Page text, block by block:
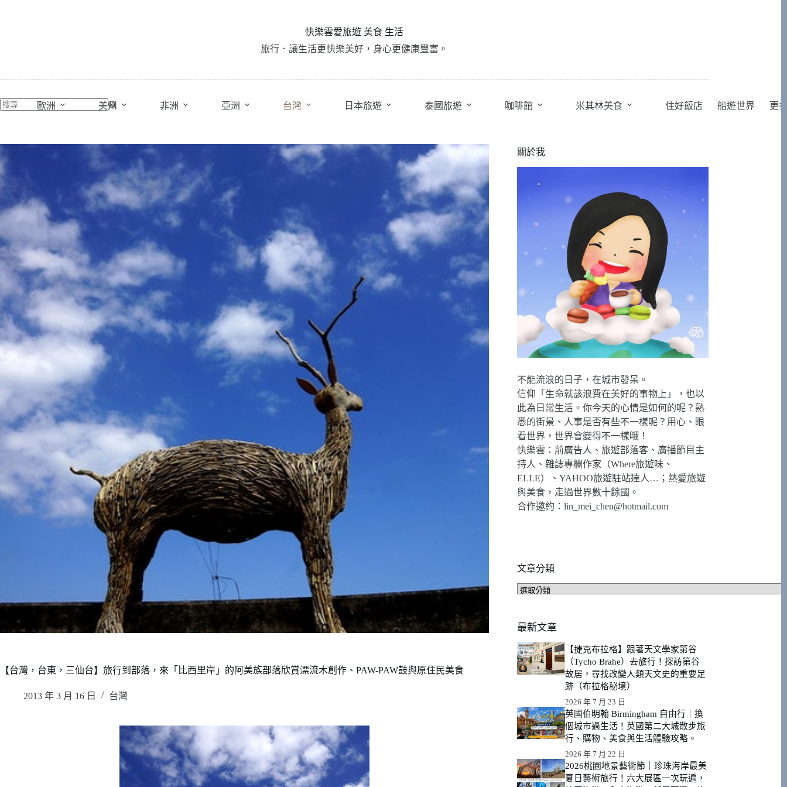
容
快樂雲愛旅遊 美食 生活
旅行．讓生活更快樂美好，身心更健康豐富。
歐洲 美州 非洲 亞洲 台灣 日本旅遊 泰國旅遊 咖啡館 米其林美食 住好飯店 船遊世界 更
【台灣，台東，三仙台】旅行到部落，來「比西里岸」的阿美族部落欣賞漂流木創作、PAW-PAW鼓與原住民美食
2013 年 3 月 16 日 台灣
關於我
不能流浪的日子，在城市發呆。
信仰「生命就該浪費在美好的事物上」，也以
此為日常生活。你今天的心情是如何的呢？熟
悉的街景、人事是否有些不一樣呢？用心、眼
看世界，世界會變得不一樣哦！
快樂雲：前廣告人、旅遊部落客、廣播節目主
持人、雜誌專欄作家（Where旅遊味、
ELLE）、YAHOO旅遊駐站達人…；熱愛旅遊
與美食，走過世界數十餘國。
合作邀約：lin_mei_chen@hotmail.com
文章分類
文
類
最新文章
【捷克布拉格】跟著天文學家第谷
（Tycho Brahe）去旅行！探訪第谷
故居，尋找改變人類天文史的重要足
跡（布拉格秘境）
2026 年 7 月 23 日
英國伯明翰 Birmingham 自由行｜換
個城市過生活！英國第二大城散步旅
行、購物、美食與生活體驗攻略。
2026 年 7 月 22 日
2026桃園地景藝術節｜珍珠海岸最美
夏日藝術旅行！六大展區一次玩遍，